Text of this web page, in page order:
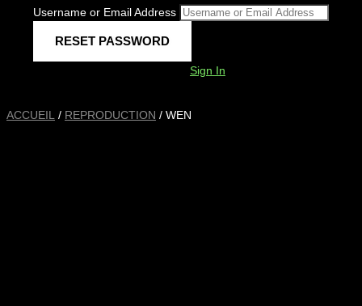
Username or Email Address
Sign In
ACCUEIL / REPRODUCTION / WEN